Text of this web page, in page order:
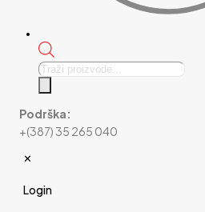
Products
Podrška:
+(387) 35 265 040
✕
Login